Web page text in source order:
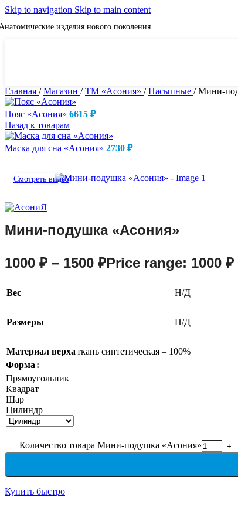
Skip to navigation Skip to main content
Бесплатная доставка в Курскую и Белгородскую области
изделия нового поколения
Главная / Магазин / ТМ «Асония» / Насыпные / Мини-
Пояс «Асония» 6615 ₽
Назад к товарам
Маска для сна «Асония» 2730 ₽
Смотреть видео
Мини-подушка «Асония»
1000 ₽ – 1500 ₽Price range: 1000
Вес Н/Д
Размеры Н/Д
Материал верхаткань синтетическая – 100%
Форма
Прямоугольник
Квадрат
Шар
Цилиндр
Количество товара Мини-подушка «Асония»
Купить быстро